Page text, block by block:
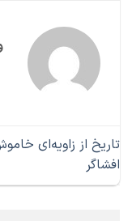
تاریخ از زاویه‌ای
افشاگر